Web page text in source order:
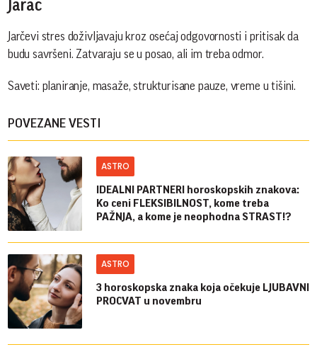
Jarac
Jarčevi stres doživljavaju kroz osećaj odgovornosti i pritisak da
budu savršeni. Zatvaraju se u posao, ali im treba odmor.
Saveti: planiranje, masaže, strukturisane pauze, vreme u tišini.
POVEZANE VESTI
ASTRO
IDEALNI PARTNERI horoskopskih znakova:
Ko ceni FLEKSIBILNOST, kome treba
PAŽNJA, a kome je neophodna STRAST!?
ASTRO
3 horoskopska znaka koja očekuje LJUBAVNI
PROCVAT u novembru